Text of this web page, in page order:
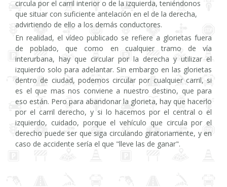
circula por el carril interior o de la izquierda, teniéndonos
que situar con suficiente antelación en el de la derecha,
advirtiendo de ello a los demás conductores.
En realidad, el vídeo publicado se refiere a glorietas fuera
de poblado, que como en cualquier tramo de vía
interurbana, hay que circular por la derecha y utilizar el
izquierdo solo para adelantar. Sin embargo en las glorietas
dentro de ciudad, podemos circular por cualquier carril, si
es el que mas nos conviene a nuestro destino, que para
eso están. Pero para abandonar la glorieta, hay que hacerlo
por el carril derecho, y si lo hacemos por el central o el
izquierdo, cuidado, porque el vehículo que circula por el
derecho puede ser que siga circulando giratoriamente, y en
caso de accidente sería el que "lleve las de ganar".